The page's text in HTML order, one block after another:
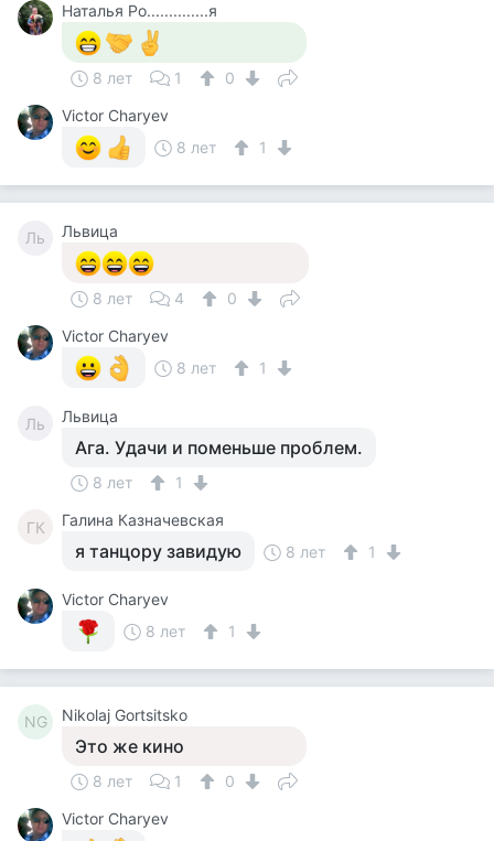
Наталья Ро..............я
8 лет 1
0
Victor Charyev
8 лет
1
Ль Львица
8 лет 4
0
Victor Charyev
8 лет
1
Ль Львица
Ага. Удачи и поменьше проблем.
8 лет 1
ГК Галина Казначевская
я танцору завидую 8 лет 1
Victor Charyev
8 лет
1
NG Nikolaj Gortsitsko
Это же кино
8 лет 1
0
Victor Charyev